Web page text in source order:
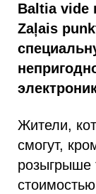
Baltia vide
Zaļais
Жители,
смогут,
розыгрыше